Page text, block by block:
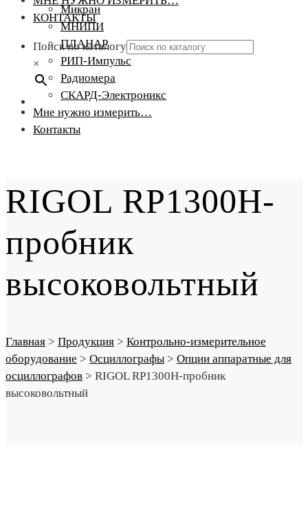
КОНТАКТЫ
Поиск по каталогу
×
Микран
МНИПИ
ПЛАНАР
РИП-Импульс
Радиомера
СКАРД-Электроникс
Мне нужно измерить…
Контакты
RIGOL RP1300H-
пробник
высоковольтный
Главная > Продукция > Контрольно-измерительное
оборудование > Осциллографы > Опции аппаратные для
осциллографов > RIGOL RP1300H-пробник
высоковольтный